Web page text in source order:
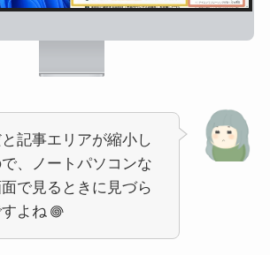
記事エリアが縮小し
、ノートパソコンな
で見るときに見づら
よね